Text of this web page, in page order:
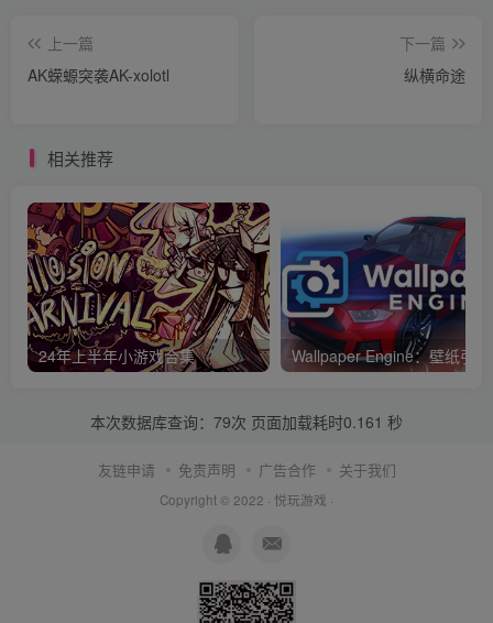
上一篇
AK蝾螈突袭AK-xolotl
下一篇
纵横命途
相关推荐
24年上半年小游戏合集 Wallpaper Engine：壁纸引擎
本次数据库查询：79次 页面加载耗时0.161 秒
友链申请 免责声明 广告合作 关于我们
Copyright © 2022 · 悦玩游戏 ·